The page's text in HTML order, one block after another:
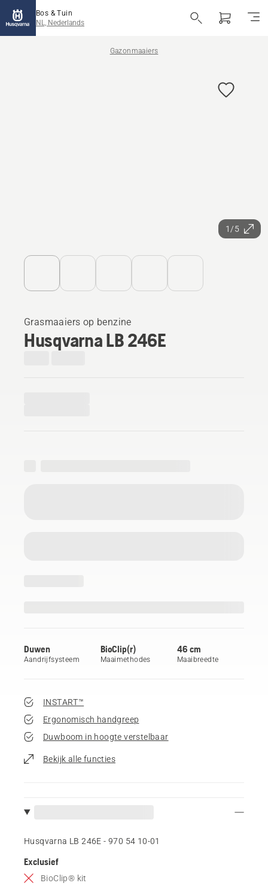
Bos & Tuin
NL, Nederlands
Gazonmaaiers
1/5
Grasmaaiers op benzine
Husqvarna LB 246E
Duwen
Aandrijfsysteem
BioClip(r)
Maaimethodes
46 cm
Maaibreedte
INSTART™
Ergonomisch handgreep
Duwboom in hoogte verstelbaar
Bekijk alle functies
Husqvarna LB 246E - 970 54 10‑01
Exclusief
BioClip® kit